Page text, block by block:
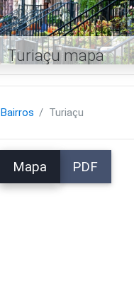
Turiaçu mapa
Bairros Turiaçu
Mapa PDF